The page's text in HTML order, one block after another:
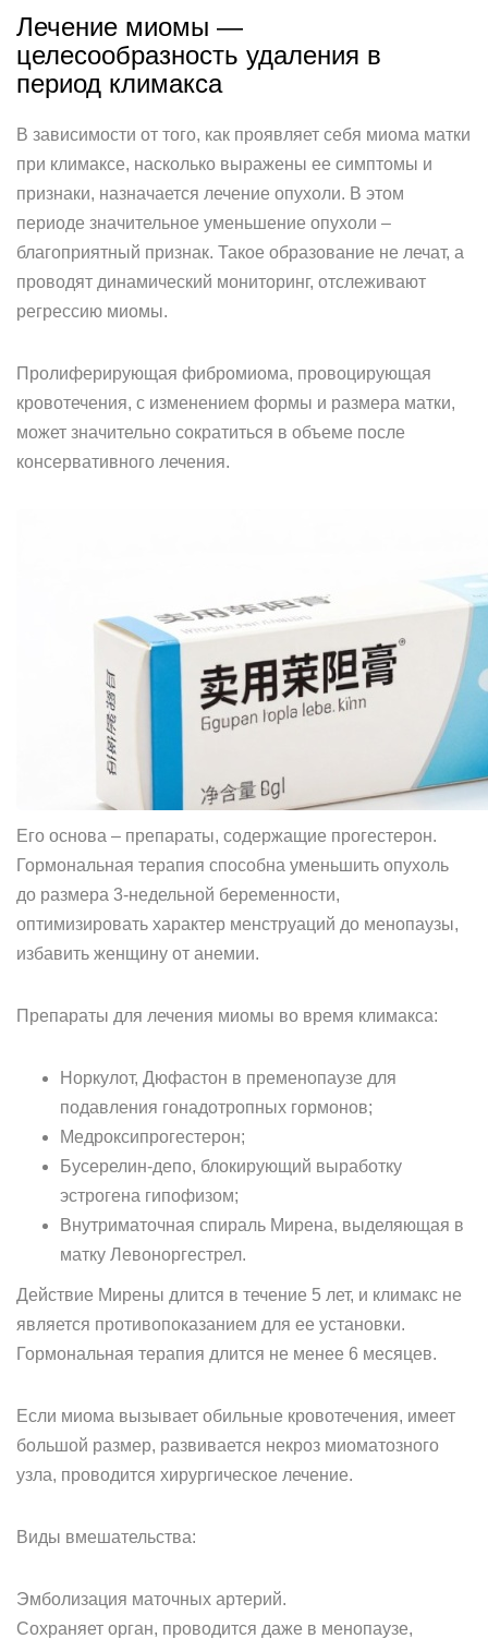
Лечение миомы —
целесообразность удаления в
период климакса
В зависимости от того, как проявляет себя миома матки
при климаксе, насколько выражены ее симптомы и
признаки, назначается лечение опухоли. В этом
периоде значительное уменьшение опухоли –
благоприятный признак. Такое образование не лечат, а
проводят динамический мониторинг, отслеживают
регрессию миомы.
Пролиферирующая фибромиома, провоцирующая
кровотечения, с изменением формы и размера матки,
может значительно сократиться в объеме после
консервативного лечения.
Его основа – препараты, содержащие прогестерон.
Гормональная терапия способна уменьшить опухоль
до размера 3-недельной беременности,
оптимизировать характер менструаций до менопаузы,
избавить женщину от анемии.
Препараты для лечения миомы во время климакса:
Норкулот, Дюфастон в пременопаузе для
подавления гонадотропных гормонов;
Медроксипрогестерон;
Бусерелин-депо, блокирующий выработку
эстрогена гипофизом;
Внутриматочная спираль Мирена, выделяющая в
матку Левоноргестрел.
Действие Мирены длится в течение 5 лет, и климакс не
является противопоказанием для ее установки.
Гормональная терапия длится не менее 6 месяцев.
Если миома вызывает обильные кровотечения, имеет
большой размер, развивается некроз миоматозного
узла, проводится хирургическое лечение.
Виды вмешательства:
Эмболизация маточных артерий.
Сохраняет орган, проводится даже в менопаузе,